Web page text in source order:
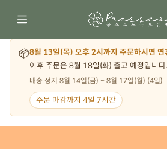
📦8월 13일(목) 오후 2시까지 주문하시면 연
이후 주문은 8월 18일(화) 출고 예정입니다.
배송 정지 8월 14일(금) ~ 8월 17일(월) (4일)
주문 마감까지 4일 7시간